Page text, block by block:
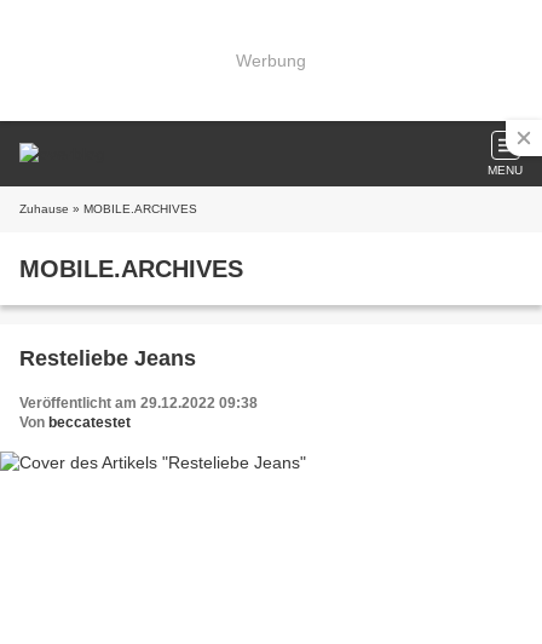
Werbung
MENU
Zuhause » MOBILE.ARCHIVES
MOBILE.ARCHIVES
Resteliebe Jeans
Veröffentlicht am 29.12.2022 09:38
Von beccatestet